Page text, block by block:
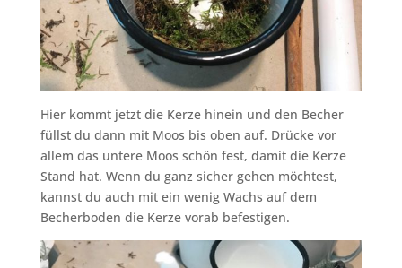
Hier kommt jetzt die Kerze hinein und den Becher
füllst du dann mit Moos bis oben auf. Drücke vor
allem das untere Moos schön fest, damit die Kerze
Stand hat. Wenn du ganz sicher gehen möchtest,
kannst du auch mit ein wenig Wachs auf dem
Becherboden die Kerze vorab befestigen.